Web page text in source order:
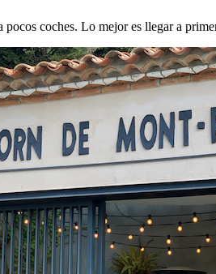
coches. Lo mejor es llegar a